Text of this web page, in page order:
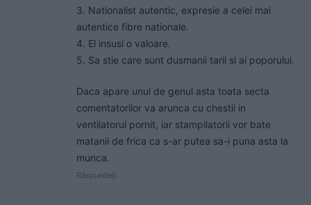
3. Nationalist autentic, expresie a celei mai
autentice fibre nationale.
4. El insusi o valoare.
5. Sa stie care sunt dusmanii tarii si ai poporului.
Daca apare unul de genul asta toata secta
comentatorilor va arunca cu chestii in
ventilatorul pornit, iar stampilatorii vor bate
matanii de frica ca s-ar putea sa-i puna asta la
munca.
Răspundeți